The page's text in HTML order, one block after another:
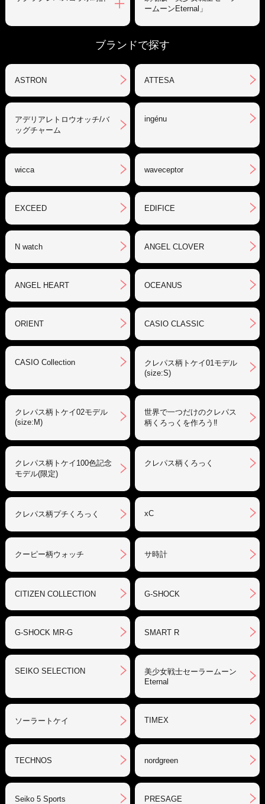
ームーンEternal」
ブランドで探す
ASTRON ATTESA
アデリアレトロウオッチ/バ
ッグチャーム
ingénu
wicca waveceptor
EXCEED EDIFICE
N watch ANGEL CLOVER
ANGEL HEART OCEANUS
ORIENT CASIO CLASSIC
CASIO Collection
クレパス柄トケイ01モデル
(size:S)
クレパス柄トケイ02モデル
(size:M)
世界で一つだけのクレパス
柄くろっくを作ろう‼︎
クレパス柄トケイ100色記念
モデル(限定)
クレパス柄くろっく
クレパス柄プチくろっく xC
クーピー柄ウォッチ サ時計
CITIZEN COLLECTION G-SHOCK
G-SHOCK MR-G SMART R
SEIKO SELECTION
美少女戦士セーラームーン
Eternal
ソーラートケイ TIMEX
TECHNOS nordgreen
Seiko 5 Sports PRESAGE